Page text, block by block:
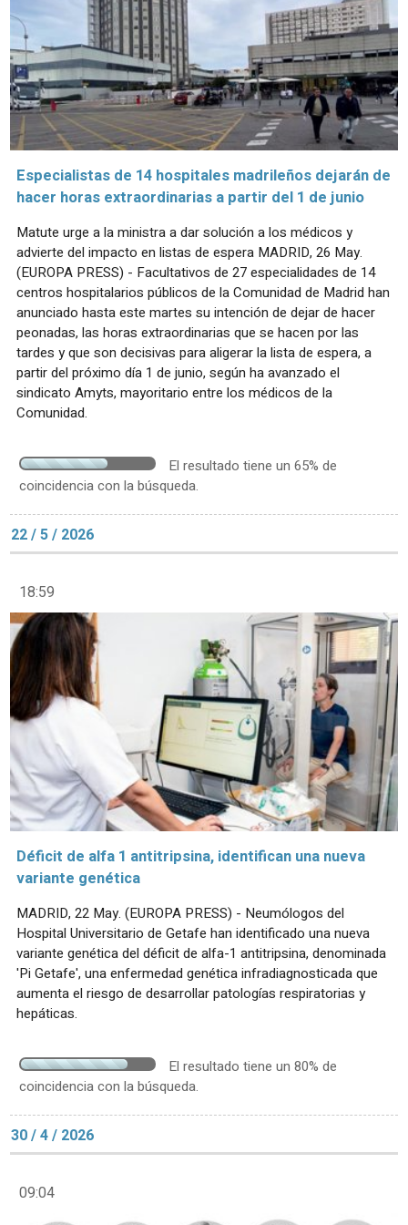
Especialistas de 14 hospitales madrileños dejarán de
hacer horas extraordinarias a partir del 1 de junio
Matute urge a la ministra a dar solución a los médicos y
advierte del impacto en listas de espera MADRID, 26 May.
(EUROPA PRESS) - Facultativos de 27 especialidades de 14
centros hospitalarios públicos de la Comunidad de Madrid han
anunciado hasta este martes su intención de dejar de hacer
peonadas, las horas extraordinarias que se hacen por las
tardes y que son decisivas para aligerar la lista de espera, a
partir del próximo día 1 de junio, según ha avanzado el
sindicato Amyts, mayoritario entre los médicos de la
Comunidad.
El resultado tiene un 65% de
coincidencia con la búsqueda.
22 / 5 / 2026
18:59
Déficit de alfa 1 antitripsina, identifican una nueva
variante genética
MADRID, 22 May. (EUROPA PRESS) - Neumólogos del
Hospital Universitario de Getafe han identificado una nueva
variante genética del déficit de alfa-1 antitripsina, denominada
'Pi Getafe', una enfermedad genética infradiagnosticada que
aumenta el riesgo de desarrollar patologías respiratorias y
hepáticas.
El resultado tiene un 80% de
coincidencia con la búsqueda.
30 / 4 / 2026
09:04